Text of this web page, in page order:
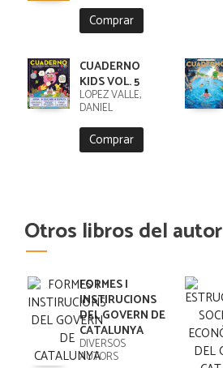
Comprar
CUADERNO
KIDS VOL. 5
LÓPEZ VALLE,
DANIEL
Comprar
Otros libros del autor
FORMES I
INSTIRUCIONS
DEL GOVERN DE
CATALUNYA
DIVERSOS
AUTORS